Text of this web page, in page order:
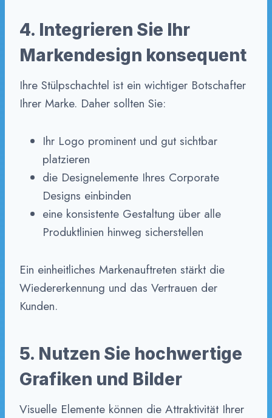
4. Integrieren Sie Ihr
Markendesign konsequent
Ihre Stülpschachtel ist ein wichtiger Botschafter
Ihrer Marke. Daher sollten Sie:
Ihr Logo prominent und gut sichtbar
platzieren
die Designelemente Ihres Corporate
Designs einbinden
eine konsistente Gestaltung über alle
Produktlinien hinweg sicherstellen
Ein einheitliches Markenauftreten stärkt die
Wiedererkennung und das Vertrauen der
Kunden.
5. Nutzen Sie hochwertige
Grafiken und Bilder
Visuelle Elemente können die Attraktivität Ihrer